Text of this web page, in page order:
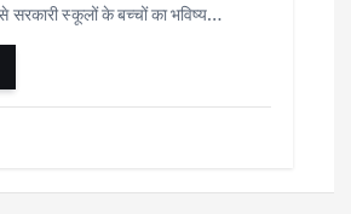
सरकारी स्कूलों के बच्चों का भविष्य…